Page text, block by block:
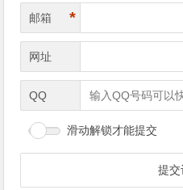
邮箱 *
网址
QQ
滑动解锁才能提交